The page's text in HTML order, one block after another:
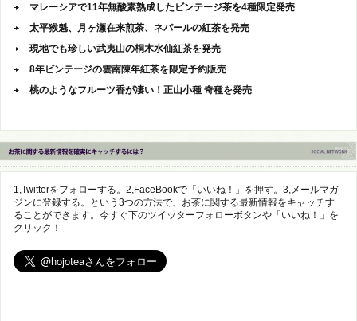
マレーシアで11年無酸素熟成したビンテージ茶を4種限定発売
太平猴魁、月ヶ瀬在来煎茶、ネパールの紅茶を発売
現地でも珍しい武夷山の桐木水仙紅茶を発売
8年ビンテージの雲南陳年紅茶を限定予約販売
桃のようなフルーツ香が凄い！正山小種 奇種を発売
1,Twitterをフォローする。2,FaceBookで「いいね！」を押す。3,メールマガ
ジンに登録する。という3つの方法で、お茶に関する最新情報をキャッチす
ることができます。今すぐ下のツイッターフォローボタンや「いいね！」を
クリック！